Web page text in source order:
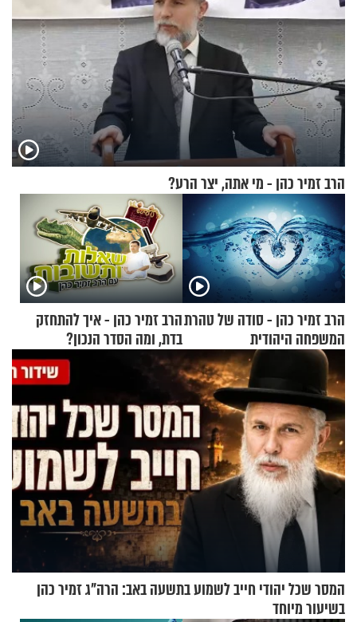
הרב זמיר כהן - מי אתה, יצר הרע?
הרב זמיר כהן - סודה של טהרת
המשפחה היהודית
הרב זמיר כהן - איך להתחזק
בדת, ומה הסדר הנכון?
המסר שכל יהודי חייב לשמוע בתשעה באב: הרה"ג זמיר כהן
בשיעור מיוחד